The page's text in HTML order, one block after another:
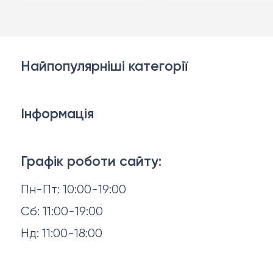
Графік роботи сайту:
Пн-Пт: 10:00-19:00
Сб: 11:00-19:00
Нд: 11:00-18:00
Найпопулярніші категорії
Матраци
Аксесуари для сну
Інформація
Повернення й обмін
Відгуки